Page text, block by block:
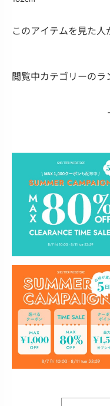
このアイテムを見た
閲覧中カテゴリーのラ